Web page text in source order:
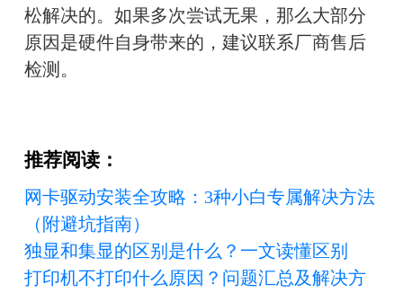
松解决的。如果多次尝试无果，那么大部分
原因是硬件自身带来的，建议联系厂商售后
检测。
推荐阅读：
网卡驱动安装全攻略：3种小白专属解决方法
（附避坑指南）
独显和集显的区别是什么？一文读懂区别
打印机不打印什么原因？问题汇总及解决方